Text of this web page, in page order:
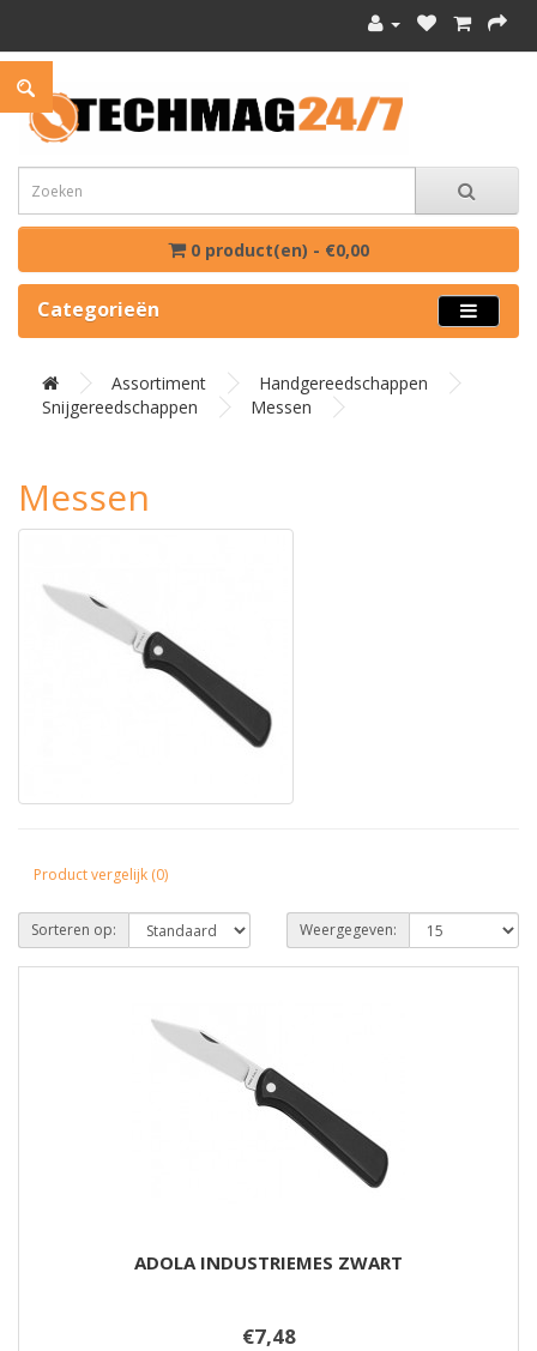
0 product(en) - €0,00
Categorieën
Assortiment
Handgereedschappen
Snijgereedschappen
Messen
Messen
Product vergelijk (0)
Sorteren op: Weergegeven:
ADOLA INDUSTRIEMES ZWART
€7,48